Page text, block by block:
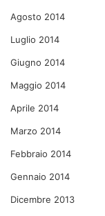
Agosto 2014
Luglio 2014
Giugno 2014
Maggio 2014
Aprile 2014
Marzo 2014
Febbraio 2014
Gennaio 2014
Dicembre 2013